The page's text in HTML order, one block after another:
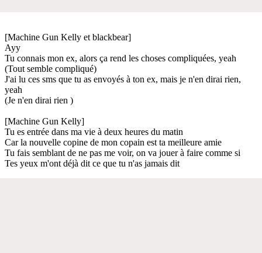
[Machine Gun Kelly et blackbear]
Ayy
Tu connais mon ex, alors ça rend les choses compliquées, yeah
(Tout semble compliqué)
J'ai lu ces sms que tu as envoyés à ton ex, mais je n'en dirai rien,
yeah
(Je n'en dirai rien )
[Machine Gun Kelly]
Tu es entrée dans ma vie à deux heures du matin
Car la nouvelle copine de mon copain est ta meilleure amie
Tu fais semblant de ne pas me voir, on va jouer à faire comme si
Tes yeux m'ont déjà dit ce que tu n'as jamais dit